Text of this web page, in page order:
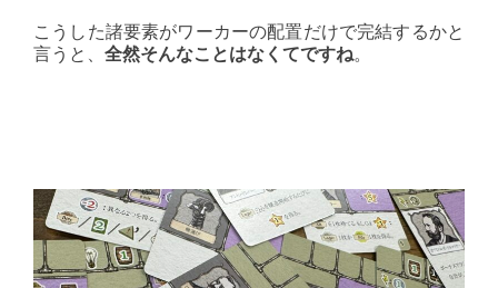
こうした諸要素がワーカーの配置だけで完結するかと
言うと、 全然そんなことはなくてですね。